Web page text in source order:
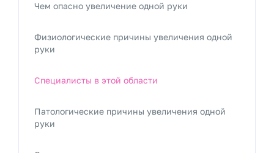
Чем опасно увеличение одной руки
Физиологические причины увеличения одной
руки
Специалисты в этой области
Патологические причины увеличения одной
руки